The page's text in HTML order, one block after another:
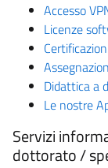
Accesso
Licenze
Didattica a
Le nostre
Servizi
dottorato /